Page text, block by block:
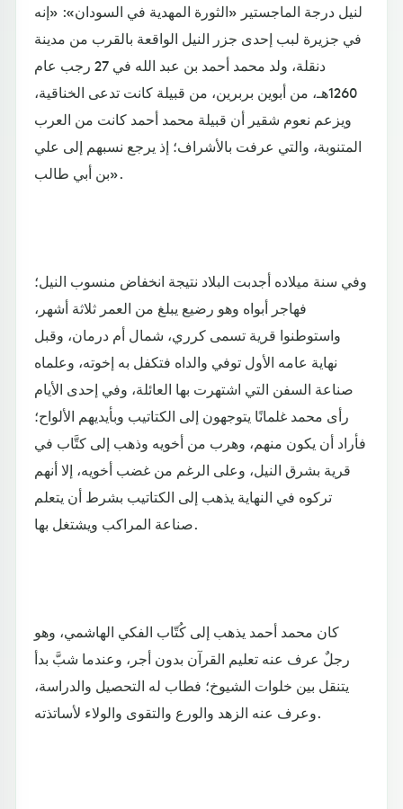
لنيل درجة الماجستير «الثورة المهدية في السودان»: «إنه
في جزيرة لبب إحدى جزر النيل الواقعة بالقرب من مدينة
دنقلة، ولد محمد أحمد بن عبد الله في 27 رجب عام
1260هـ، من أبوين بربرين، من قبيلة كانت تدعى الخناقية،
ويزعم نعوم شقير أن قبيلة محمد أحمد كانت من العرب
المتنوبة، والتي عرفت بالأشراف؛ إذ يرجع نسبهم إلى علي
بن أبي طالب».
وفي سنة ميلاده أجدبت البلاد نتيجة انخفاض منسوب النيل؛
فهاجر أبواه وهو رضيع يبلغ من العمر ثلاثة أشهر،
واستوطنوا قرية تسمى كرري، شمال أم درمان، وقبل
نهاية عامه الأول توفي والداه فتكفل به إخوته، وعلماه
صناعة السفن التي اشتهرت بها العائلة، وفي إحدى الأيام
رأى محمد غلمانًا يتوجهون إلى الكتاتيب وبأيديهم الألواح؛
فأراد أن يكون منهم، وهرب من أخويه وذهب إلى كتَّاب في
قرية بشرق النيل، وعلى الرغم من غضب أخويه، إلا أنهم
تركوه في النهاية يذهب إلى الكتاتيب بشرط أن يتعلم
صناعة المراكب ويشتغل بها.
كان محمد أحمد يذهب إلى كُتّاب الفكي الهاشمي، وهو
رجلٌ عرف عنه تعليم القرآن بدون أجر، وعندما شبَّ بدأ
يتنقل بين خلوات الشيوخ؛ فطاب له التحصيل والدراسة،
وعرف عنه الزهد والورع والتقوى والولاء لأساتذته.